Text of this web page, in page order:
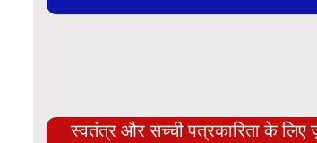
स्वतंत्र और सच्ची पत्रकारिता के लिए